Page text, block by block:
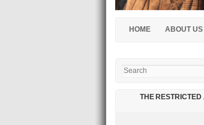
HOME ABOUT US
THE RESTRICTED